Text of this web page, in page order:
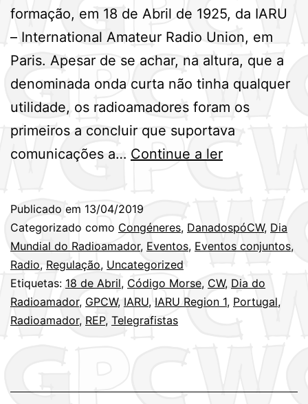
formação, em 18 de Abril de 1925, da IARU
– International Amateur Radio Union, em
Paris. Apesar de se achar, na altura, que a
denominada onda curta não tinha qualquer
utilidade, os radioamadores foram os
primeiros a concluir que suportava
comunicações a… Continue a lerDia
Radioamador
–
de
Publicado em 13/04/2019
Categorizado como Congéneres, DanadospóCW, Dia
Mundial do Radioamador, Eventos, Eventos conjuntos,
Radio, Regulação, Uncategorized
Etiquetas: 18 de Abril, Código Morse, CW, Dia do
Radioamador, GPCW, IARU, IARU Region 1, Portugal,
Radioamador, REP, Telegrafistas